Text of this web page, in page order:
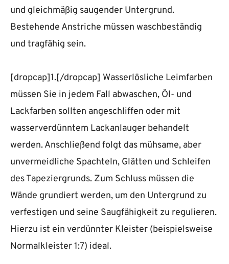
und gleichmäßig saugender Untergrund.
Bestehende Anstriche müssen waschbeständig
und tragfähig sein.
[dropcap]1.[/dropcap] Wasserlösliche Leimfarben
müssen Sie in jedem Fall abwaschen, Öl- und
Lackfarben sollten angeschliffen oder mit
wasserverdünntem Lackanlauger behandelt
werden. Anschließend folgt das mühsame, aber
unvermeidliche Spachteln, Glätten und Schleifen
des Tapeziergrunds. Zum Schluss müssen die
Wände grundiert werden, um den Untergrund zu
verfestigen und seine Saugfähigkeit zu regulieren.
Hierzu ist ein verdünnter Kleister (beispielsweise
Normalkleister 1:7) ideal.